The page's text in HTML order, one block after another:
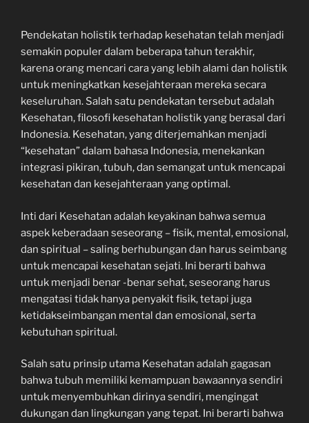
Pendekatan holistik terhadap kesehatan telah menjadi
semakin populer dalam beberapa tahun terakhir,
karena orang mencari cara yang lebih alami dan holistik
untuk meningkatkan kesejahteraan mereka secara
keseluruhan. Salah satu pendekatan tersebut adalah
Kesehatan, filosofi kesehatan holistik yang berasal dari
Indonesia. Kesehatan, yang diterjemahkan menjadi
“kesehatan” dalam bahasa Indonesia, menekankan
integrasi pikiran, tubuh, dan semangat untuk mencapai
kesehatan dan kesejahteraan yang optimal.
Inti dari Kesehatan adalah keyakinan bahwa semua
aspek keberadaan seseorang – fisik, mental, emosional,
dan spiritual – saling berhubungan dan harus seimbang
untuk mencapai kesehatan sejati. Ini berarti bahwa
untuk menjadi benar -benar sehat, seseorang harus
mengatasi tidak hanya penyakit fisik, tetapi juga
ketidakseimbangan mental dan emosional, serta
kebutuhan spiritual.
Salah satu prinsip utama Kesehatan adalah gagasan
bahwa tubuh memiliki kemampuan bawaannya sendiri
untuk menyembuhkan dirinya sendiri, mengingat
dukungan dan lingkungan yang tepat. Ini berarti bahwa